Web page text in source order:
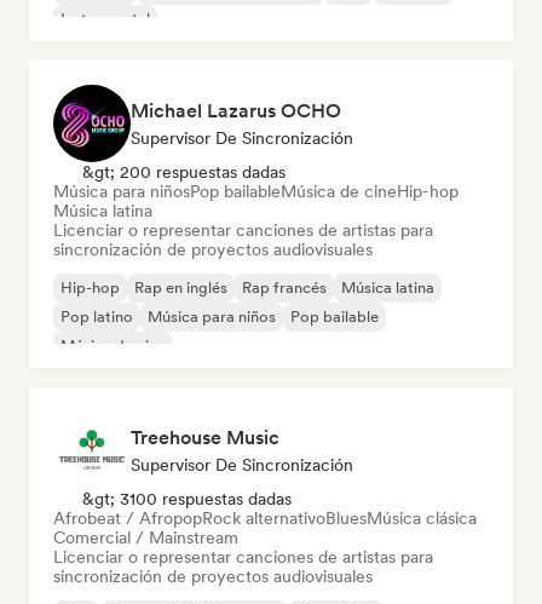
Instrumental
Michael Lazarus OCHO
Supervisor De Sincronización
&gt; 200 respuestas dadas
Música para niñosPop bailableMúsica de cineHip-hop
Música latina
Licenciar o representar canciones de artistas para
sincronización de proyectos audiovisuales
Hip-hop Rap en inglés Rap francés
Música latina
Pop latino
Música para niños
Pop bailable
Música de cine
Treehouse Music
Supervisor De Sincronización
&gt; 3100 respuestas dadas
Afrobeat / AfropopRock alternativoBluesMúsica clásica
Comercial / Mainstream
Licenciar o representar canciones de artistas para
sincronización de proyectos audiovisuales